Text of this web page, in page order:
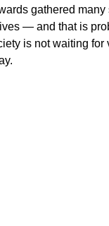
gathered many
— and that is
is not waiting